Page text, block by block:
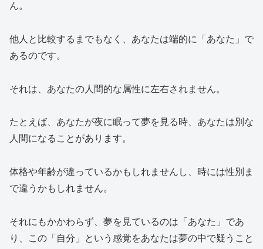
ん。
他人と比較するまでもなく、あなたは端的に「あなた」で
あるのです。
それは、あなたの人間的な属性に左右されません。
たとえば、あなたが夜に眠って夢を見る時、あなたは別な
人間になることがあります。
体格や年齢が違っているかもしれませんし、時には性別ま
で違うかもしれません。
それにもかかわらず、夢を見ているのは「あなた」であ
り、この「自分」という感覚をあなたは夢の中で疑うこと